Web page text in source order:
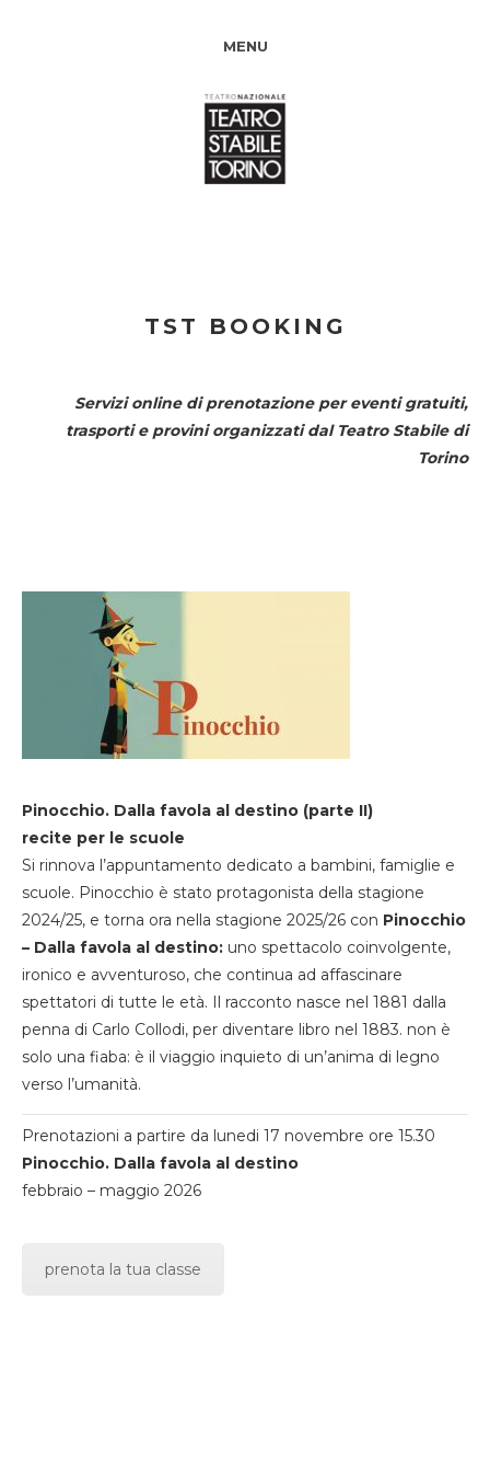
MENU
TST BOOKING
Servizi online di prenotazione per eventi gratuiti,
trasporti e provini organizzati dal Teatro Stabile di
Torino
Pinocchio. Dalla favola al destino (parte II)
recite per le scuole
Si rinnova l’appuntamento dedicato a bambini, famiglie e
scuole. Pinocchio è stato protagonista della stagione
2024/25, e torna ora nella stagione 2025/26 con Pinocchio
– Dalla favola al destino: uno spettacolo coinvolgente,
ironico e avventuroso, che continua ad affascinare
spettatori di tutte le età. Il racconto nasce nel 1881 dalla
penna di Carlo Collodi, per diventare libro nel 1883. non è
solo una fiaba: è il viaggio inquieto di un’anima di legno
verso l’umanità.
Prenotazioni a partire da lunedi 17 novembre ore 15.30
Pinocchio. Dalla favola al destino
febbraio – maggio 2026
prenota la tua classe